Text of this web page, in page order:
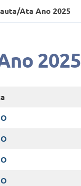
Ata Ano 2025
2025